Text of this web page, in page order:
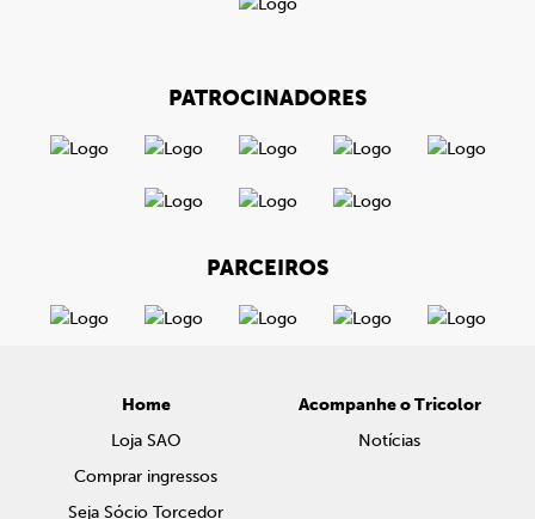
PATROCINADORES
PARCEIROS
Home
Loja SAO
Comprar ingressos
Seja Sócio Torcedor
Acompanhe o Tricolor
Notícias